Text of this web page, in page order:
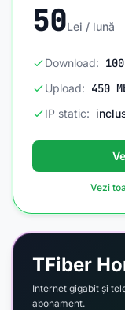
50Lei / lună
Download:
Upload: 450
IP static:
Vezi
TFiber
Internet gigabit și
abonament.